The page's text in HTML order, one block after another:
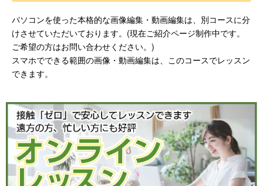
パソコンを使った本格的な画像編集・動画編集は、別コースに分
けさせていただいております。(現在ご紹介ページ制作中です。
ご希望の方はお問い合わせください。)
スマホでできる範囲の画像・動画編集は、このコースでレッスン
できます。